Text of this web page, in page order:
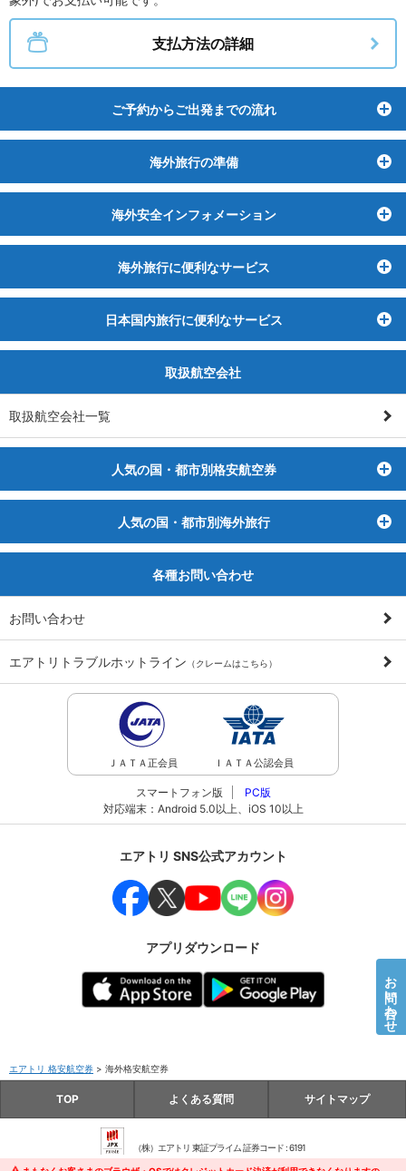
支払方法の詳細
ご予約からご出発までの流れ ト
海外旅行の準備 ト
海外安全インフォメーション ト
海外旅行に便利なサービス ト
日本国内旅行に便利なサービス ト
取扱航空会社
取扱航空会社一覧
人気の国・都市別格安航空券 ト
人気の国・都市別海外旅行 ト
各種お問い合わせ
お問い合わせ
エアトリトラブルホットライン （クレームはこちら）
ＪＡＴＡ正会員 ＩＡＴＡ公認会員
スマートフォン版
PC版
対応端末：Android 5.0以上、iOS 10以上
エアトリ SNS公式アカウント
アプリダウンロード
お問い合わせ
エアトリ 格安航空券 > 海外格安航空券
TOP よくある質問 サイトマップ
（株）エアトリ 東証プライム 証券コード : 6191